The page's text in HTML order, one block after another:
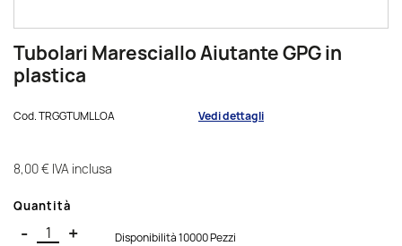
Tubolari Maresciallo Aiutante GPG in
plastica
Cod.TRGGTUMLLOA Vedi dettagli
8,00 € IVA inclusa
Quantità
- + Disponibilità 10000 Pezzi